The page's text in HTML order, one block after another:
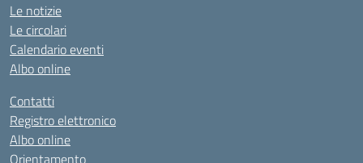
Le notizie
Le circolari
Calendario eventi
Albo online
Contatti
Registro elettronico
Albo online
Orientamento